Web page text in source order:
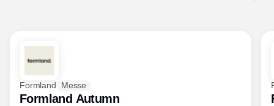
Formland Messe
Formland Autumn